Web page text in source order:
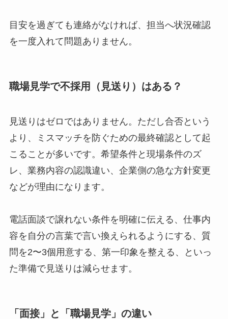
目安を過ぎても連絡がなければ、担当へ状況確認
を一度入れて問題ありません。
職場見学で不採用（見送り）はある？
見送りはゼロではありません。ただし合否という
より、ミスマッチを防ぐための最終確認として起
こることが多いです。希望条件と現場条件のズ
レ、業務内容の認識違い、企業側の急な方針変更
などが理由になります。
電話面談で譲れない条件を明確に伝える、仕事内
容を自分の言葉で言い換えられるようにする、質
問を2〜3個用意する、第一印象を整える、といっ
た準備で見送りは減らせます。
「面接」と「職場見学」の違い